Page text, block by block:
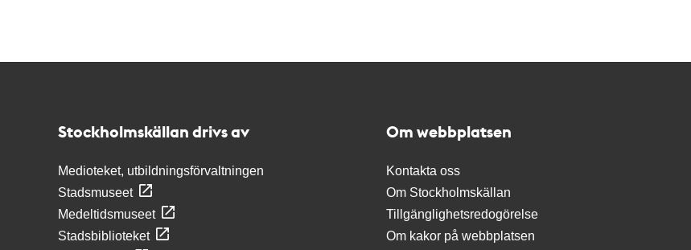
Stockholmskällan drivs av
Medioteket, utbildningsförvaltningen
Stadsmuseet
Medeltidsmuseet
Stadsbiblioteket
Om webbplatsen
Kontakta oss
Om Stockholmskällan
Tillgänglighetsredogörelse
Om kakor på webbplatsen